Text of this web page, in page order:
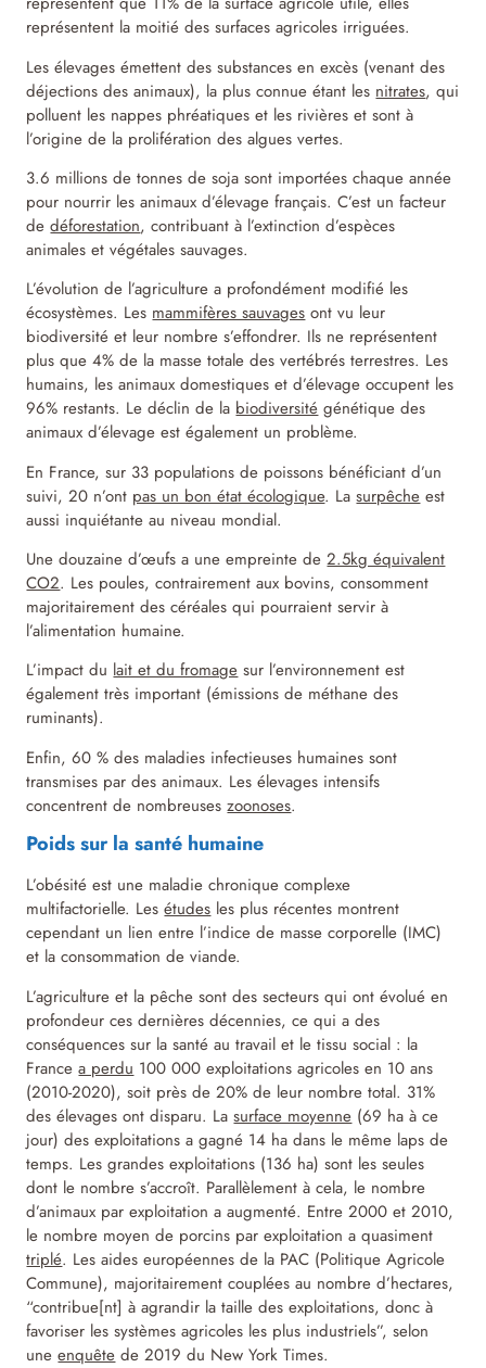
représentent la moitié des surfaces agricoles irriguées.
Les élevages émettent des substances en excès (venant des
déjections des animaux), la plus connue étant les nitrates, qui
polluent les nappes phréatiques et les rivières et sont à
l’origine de la prolifération des algues vertes.
3.6 millions de tonnes de soja sont importées chaque année
pour nourrir les animaux d’élevage français. C’est un facteur
dedéforestation, contribuant à l’extinction d’espèces
animales et végétales sauvages.
L’évolution de l’agriculture a profondément modifié les
écosystèmes. Les mammifères sauvages ont vu leur
biodiversité et leur nombre s’effondrer. Ils ne représentent
plus que 4% de la masse totale des vertébrés terrestres. Les
humains, les animaux domestiques et d’élevage occupent les
96% restants. Le déclin de la biodiversité génétique des
animaux d’élevage est également un problème.
En France, sur 33 populations de poissons bénéficiant d’un
suivi, 20 n’ont pas un bon état écologique. Lasurpêche est
aussi inquiétante au niveau mondial.
Une douzaine d’œufs a une empreinte de2.5kg équivalent
CO2. Les poules, contrairement aux bovins, consomment
majoritairement des céréales qui pourraient servir à
l’alimentation humaine.
L’impact dulait et du fromagesur l’environnement est
également très important (émissions de méthane des
ruminants).
Enfin, 60 % des maladies infectieuses humaines sont
transmises par des animaux. Les élevages intensifs
concentrent de nombreuseszoonoses.
Poids sur la santé humaine
L’obésité est une maladie chronique complexe
multifactorielle. Lesétudes les plus récentes montrent
cependant un lien entre l’indice de masse corporelle (IMC)
et la consommation de viande.
L’agriculture et la pêche sont des secteurs qui ont évolué en
profondeur ces dernières décennies, ce qui a des
conséquences sur la santé au travail et le tissu social : la
Francea perdu 100 000 exploitations agricoles en 10 ans
(2010-2020), soit près de 20% de leur nombre total. 31%
des élevages ont disparu. Lasurface moyenne (69 ha à ce
jour) des exploitations a gagné 14 ha dans le même laps de
temps. Les grandes exploitations (136 ha) sont les seules
dont le nombre s’accroît. Parallèlement à cela, le nombre
d’animaux par exploitation a augmenté. Entre 2000 et 2010,
le nombre moyen de porcins par exploitation a quasiment
triplé. Les aides européennes de la PAC (Politique Agricole
Commune), majoritairement couplées au nombre d’hectares,
“contribue[nt] à agrandir la taille des exploitations, donc à
favoriser les systèmes agricoles les plus industriels”, selon
uneenquête de 2019 du New York Times.